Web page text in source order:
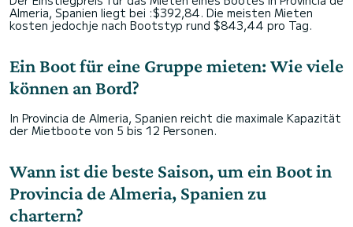
Almeria, Spanien liegt bei :$392,84. Die meisten Mieten
kosten jedochje nach Bootstyp rund $843,44 pro Tag.
Ein Boot für eine Gruppe mieten: Wie viele
können an Bord?
In Provincia de Almeria, Spanien reicht die maximale Kapazität
der Mietboote von 5 bis 12 Personen.
Wann ist die beste Saison, um ein Boot in
Provincia de Almeria, Spanien zu
chartern?